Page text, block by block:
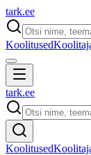
tark.ee
Koolitused
tark.ee
Koolitused